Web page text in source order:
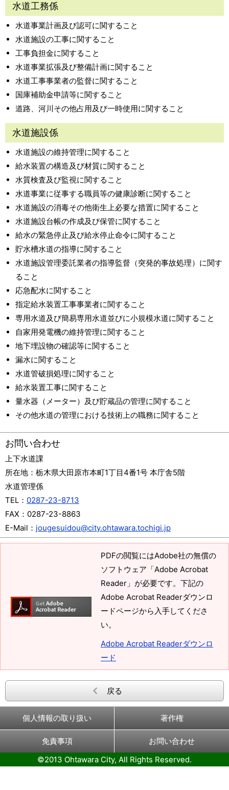
水道工務係
水道事業計画及び認可に関すること
水道施設の工事に関すること
工事負担金に関すること
水道事業拡張及び整備計画に関すること
水道工事事業者の監督に関すること
国庫補助金申請等に関すること
道路、河川その他占用及び一時使用に関すること
水道施設係
水道施設の維持管理に関すること
給水装置の構造及び材質に関すること
水質検査及び監視に関すること
水道事業に従事する職員等の健康診断に関すること
水道施設の消毒その他衛生上必要な措置に関すること
水道施設台帳の作成及び保管に関すること
給水の緊急停止及び給水停止命令に関すること
貯水槽水道の指導に関すること
水道施設管理委託業者の指導監督（突発的事故処理）に関す
ること
応急配水に関すること
指定給水装置工事事業者に関すること
専用水道及び簡易専用水道並びに小規模水道に関すること
自家用発電機の維持管理に関すること
地下埋設物の確認等に関すること
漏水に関すること
水道管破損処理に関すること
給水装置工事に関すること
量水器（メーター）及び貯蔵品の管理に関すること
その他水道の管理における技術上の職務に関すること
お問い合わせ
上下水道課
所在地： 栃木県大田原市本町1丁目4番1号 本庁舎5階
水道管理係
TEL： 0287-23-8713
FAX： 0287-23-8863
E-Mail： jougesuidou@city.ohtawara.tochigi.jp
PDFの閲覧にはAdobe社の無償の
ソフトウェア「Adobe Acrobat
Reader」が必要です。下記の
Adobe Acrobat Readerダウンロ
ードページから入手してくださ
い。
Adobe Acrobat Readerダウンロ
ード
戻る
個人情報の取り扱い 著作権
免責事項
お問い合わせ
©2013 Ohtawara City, All Rights Reserved.